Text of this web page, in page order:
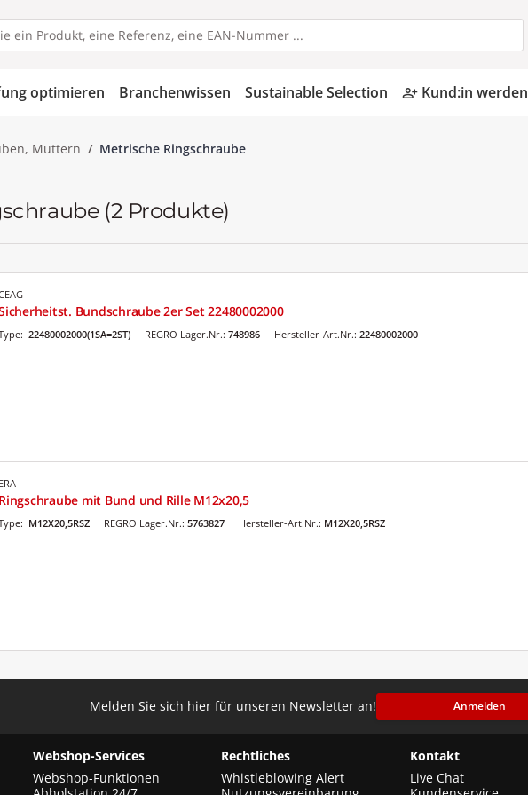
optimieren Branchenwissen Sustainable Selection person_add_alt Kund:in werden
Muttern Metrische Ringschraube
(2 Produkte)
Bundschraube 2er Set 22480002000
REGRO Lager.Nr.: 748986
22480002000(1SA=2ST) Hersteller-Art.Nr.: 22480002000
ERA
Ringschraube mit Bund und Rille M12x20,5
REGRO Lager.Nr.: 5763827
M12X20,5RSZ Hersteller-Art.Nr.: M12X20,5RSZ
Melden Sie sich hier für unseren Newsletter an! Anmelden
Webshop-Services
Webshop-Funktionen
Rechtliches
Whistleblowing Alert
Kontakt
Live Chat